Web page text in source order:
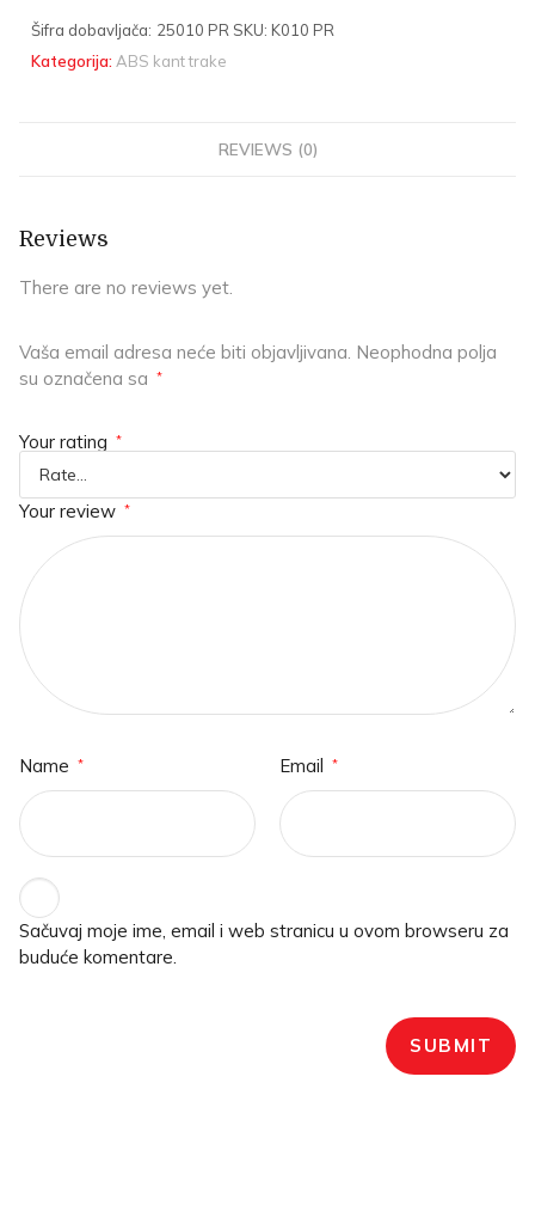
Šifra dobavljača: 25010 PR SKU: K010 PR
Kategorija: ABS kant trake
REVIEWS (0)
Reviews
There are no reviews yet.
Vaša email adresa neće biti objavljivana. Neophodna polja
su označena sa
*
Your rating *
Your review *
Name * Email *
Sačuvaj moje ime, email i web stranicu u ovom browseru za
buduće komentare.